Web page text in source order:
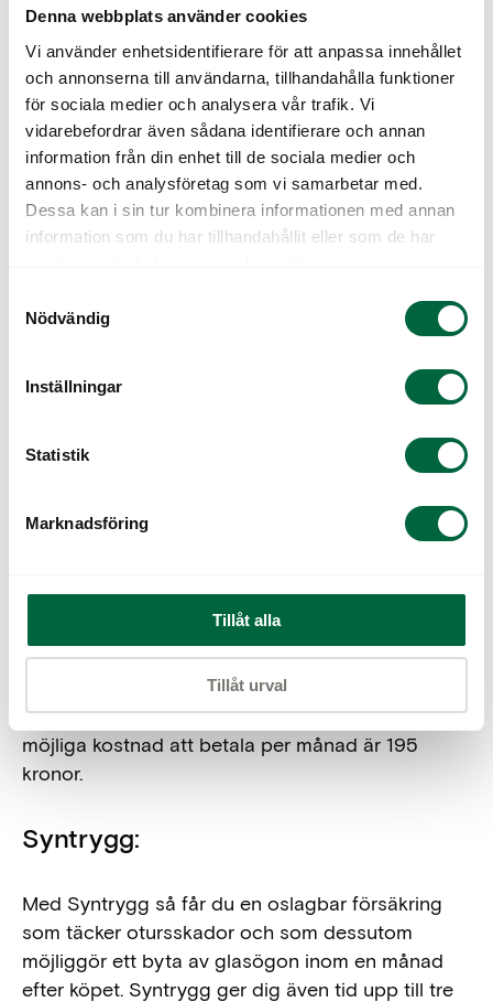
Denna webbplats använder cookies
Vi använder enhetsidentifierare för att anpassa innehållet
och annonserna till användarna, tillhandahålla funktioner
för sociala medier och analysera vår trafik. Vi
vidarebefordrar även sådana identifierare och annan
information från din enhet till de sociala medier och
annons- och analysföretag som vi samarbetar med.
Dessa kan i sin tur kombinera informationen med annan
information som du har tillhandahållit eller som de har
Nödvändig
Inställningar
Statistik
Marknadsföring
Tillåt alla
Tillåt urval
upptäcka eventuella ögonsjukdomar och hänvisa
dig till den ordinarie sjukvården. Handlar det om
en mer generell synundersökning så kan sådana
sjukdomar misstas för synfel och detta kan få
katastrofala följder för dina ögon. Klarsynt tar
dina ögon på allvar!
Välj abonnemang och
Hos oss kan du skräddarsy lösningar vad gäller
abonnemang och tjänster. Vi skapar något som
passar för alla och inte bara för några få. Här
nedan följer några exempel på tjänster och
Brilliantkund:
Väljer du att bli Brilliantkund så kan du eller du
och din familj köpa glasögon, linser och
solglasögon till en fast månadskostnad som
avgörs av vilket köputrymme ni väljer. Maximalt
köputrymme är på 30000 kronor och minsta
möjliga kostnad att betala per månad är 195
kronor.
Syntrygg:
Med Syntrygg så får du en oslagbar försäkring
som täcker otursskador och som dessutom
möjliggör ett byta av glasögon inom en månad
efter köpet. Syntrygg ger dig även tid upp till tre